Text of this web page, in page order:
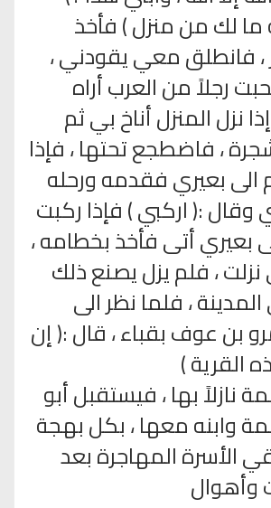
ما لك من منزل ) فأخذ
، فانطلق معي يقودني ،
رجلاً من العرب أراه
نزل المنزل أناخ بي ثم
، فاضطجع تحتها ، فإذا
الى بعيري فقدمه ورحله
وقال :( اركبي ) فإذا ركبت
بعيري أتى فأخذ بخطامه ،
، فلم يزل يصنع ذلك
، فلما نظر الى
بن عوف بقباء ، قال :( إن
القرية )
نازلاً بها ، فيستقبل أبو
وابنه معها ، بكل بهجة
الأسرة المهاجرة بعد
وأهوال